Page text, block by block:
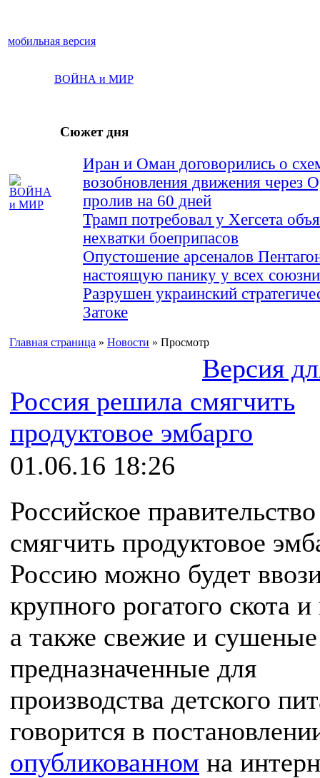
мобильная версия
ВОЙНА и МИР
Сюжет дня
Иран и Оман договорились о
возобновления движения через
пролив на 60 дней
Трамп потребовал у Хегсета
нехватки боеприпасов
Опустошение арсеналов
настоящую панику у всех
Разрушен украинский
Затоке
Главная страница » Новости » Просмотр
Версия
Россия решила смягчить
продуктовое эмбарго
01.06.16 18:26
Российское
смягчить продуктовое
Россию можно будет
крупного рогатого скота
а также свежие и
предназначенные для
производства детского
говорится в
опубликованном на